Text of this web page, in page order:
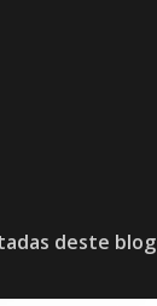
deste blog